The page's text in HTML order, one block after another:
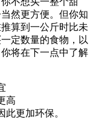
然更方便。但你知
算到一公斤时比未
定数量的食物，以
将在下一点中了解
高
更加环保。